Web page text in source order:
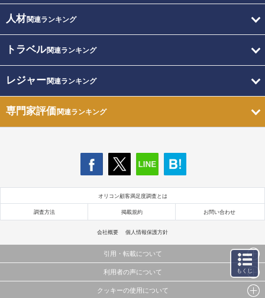
人材関連ランキング
トラベル関連ランキング
レジャー関連ランキング
専門家評価関連ランキング
オリコン顧客満足度調査とは
調査方法 掲載規約 お問い合わせ
会社概要 個人情報保護方針
引用・転載について
当サイトで公開されている情報（文字、写真、イラスト、画像データ等）及びこれらの配置・
これらの情報を権利者の許可なく無断転載・複製などの二次利用を行うことは固く禁じており
利用者の声について
当サイトに掲載している内容はすべてサービスの利用者が提出された見解・感想です。
クッキーの使用について
もくじ